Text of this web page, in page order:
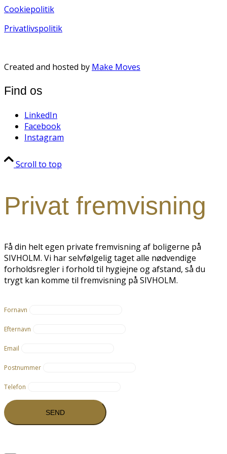
Cookiepolitik
Privatlivspolitik
Created and hosted by Make Moves
Find os
LinkedIn
Facebook
Instagram
Scroll to top
Privat fremvisning
Få din helt egen private fremvisning af boligerne på
SIVHOLM. Vi har selvfølgelig taget alle nødvendige
forholdsregler i forhold til hygiejne og afstand, så du
trygt kan komme til fremvisning på SIVHOLM.
Fornavn
Efternavn
Email
Postnummer
Telefon